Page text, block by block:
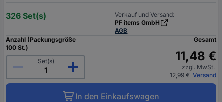
326 Set(s)
Verkauf und Versand:
PF items GmbH
AGB
Anzahl (Packungsgröße
100 St.)
Set(s)
Gesamt
11,48 €
zzgl. MwSt.
12,99 € Versand
In den Einkaufswagen